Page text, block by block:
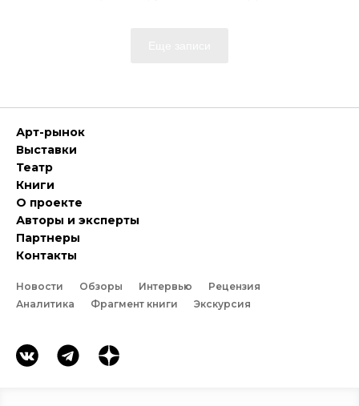
Арт-рынок
Выставки
Театр
Книги
О проекте
Авторы и эксперты
Партнеры
Контакты
Новости Обзоры Интервью
Рецензия
Аналитика
Фрагмент книги Экскурсия